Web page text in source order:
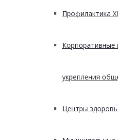
Профилактика
укрепления
Центры